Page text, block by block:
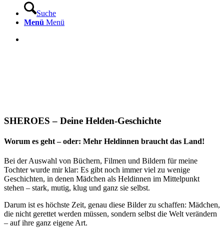
Suche
Menü Menü
SHEROES – Deine Helden-Geschichte
Worum es geht – oder: Mehr Heldinnen braucht das Land!
Bei der Auswahl von Büchern, Filmen und Bildern für meine
Tochter wurde mir klar: Es gibt noch immer viel zu wenige
Geschichten, in denen Mädchen als Heldinnen im Mittelpunkt
stehen – stark, mutig, klug und ganz sie selbst.
Darum ist es höchste Zeit, genau diese Bilder zu schaffen: Mädchen,
die nicht gerettet werden müssen, sondern selbst die Welt verändern
– auf ihre ganz eigene Art.